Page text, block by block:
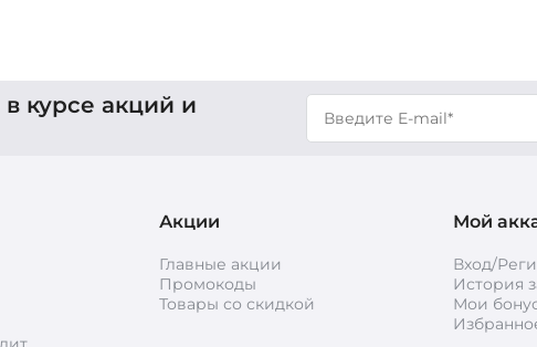
курсе акций и
Акции
Главные акции
Промокоды
Товары со скидкой
Мой
Вход/
История
Мои